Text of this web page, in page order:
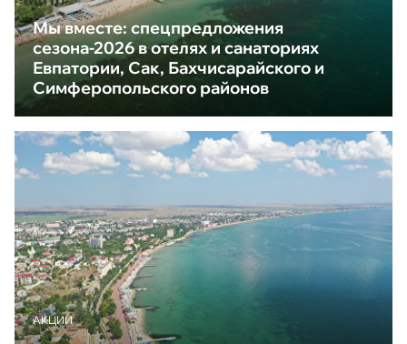
Мы вместе: спецпредложения
сезона-2026 в отелях и санаториях
Евпатории, Сак, Бахчисарайского и
Симферопольского районов
АКЦИИ